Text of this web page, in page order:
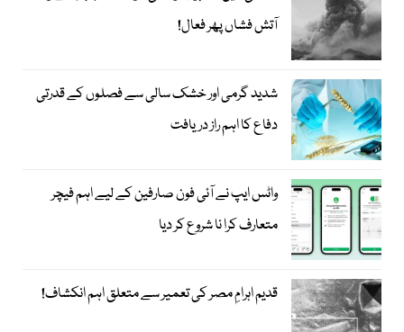
آتش فشاں پھر فعال!
شدید گرمی اور خشک سالی سے فصلوں کے قدرتی
دفاع کا اہم راز دریافت
واٹس ایپ نے آئی فون صارفین کے لیے اہم فیچر
متعارف کرا نا شروع کر دیا
قدیم اہرامِ مصر کی تعمیر سے متعلق اہم انکشاف!